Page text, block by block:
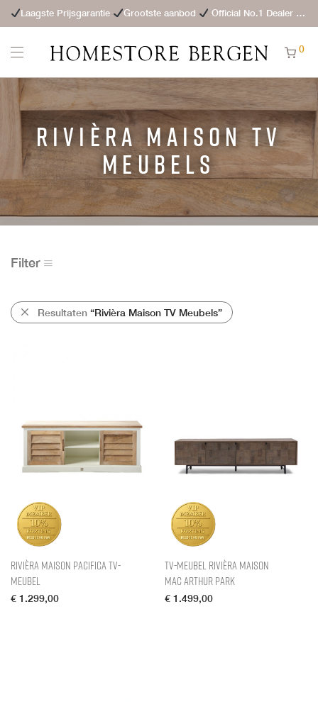
Laagste Prijsgarantie Grootste aanbod Official No.1 Dealer
0
Rivièra Maison TV
Meubels
Filter
Resultaten “Rivièra Maison TV Meubels”
Rivièra Maison Pacifica TV-
meubel
€ 1.299,00
TV-meubel Rivièra Maison
Mac Arthur Park
€ 1.499,00